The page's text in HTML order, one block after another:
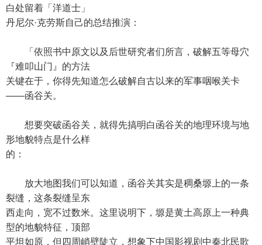
白处留着「洋道士」
丹尼尔·克劳斯自己的总结推演：
「依照书中原文以及后世研究者们所言，破解五等母穴
『难叩山门』的方法
关键在于，你得先知道怎么破解自古以来的军事咽喉关卡
——函谷关。
想要突破函谷关，就得先搞明白函谷关的地理环境与地
形地貌特点是什么样
的：
放大地图我们可以知道，函谷关其实是稠桑塬上的一条
裂缝，这条裂缝呈东
西走向，宽不过数米。这里说明下，塬是黄土高原上一种典
型的地貌特征，顶部
平坦如原，但四周峭壁陡立，想象下中国影视剧中秦北民歌